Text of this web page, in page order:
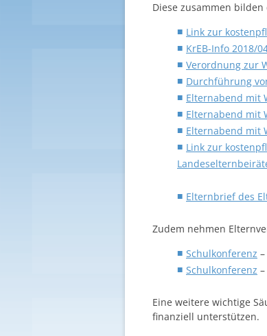
Diese zusammen
Link zur
KrEB-Info 2018/
Verordnung zur
Durchführung
Elternabend mit
Elternabend mit
Elternabend mit
Link zur
Elternbrief des
Zudem nehmen
Schulkonferenz
Schulkonferenz
Eine weitere wichtige
finanziell unterstützen.